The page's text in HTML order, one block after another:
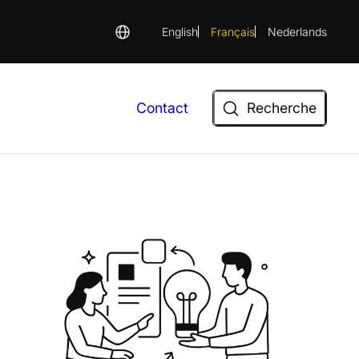
English Français Nederlands
Contact
Recherche
Recherche